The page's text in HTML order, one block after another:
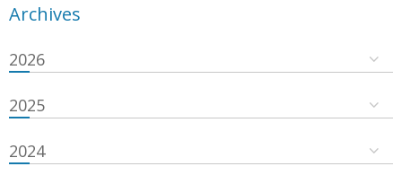
Archives
2026
2025
2024